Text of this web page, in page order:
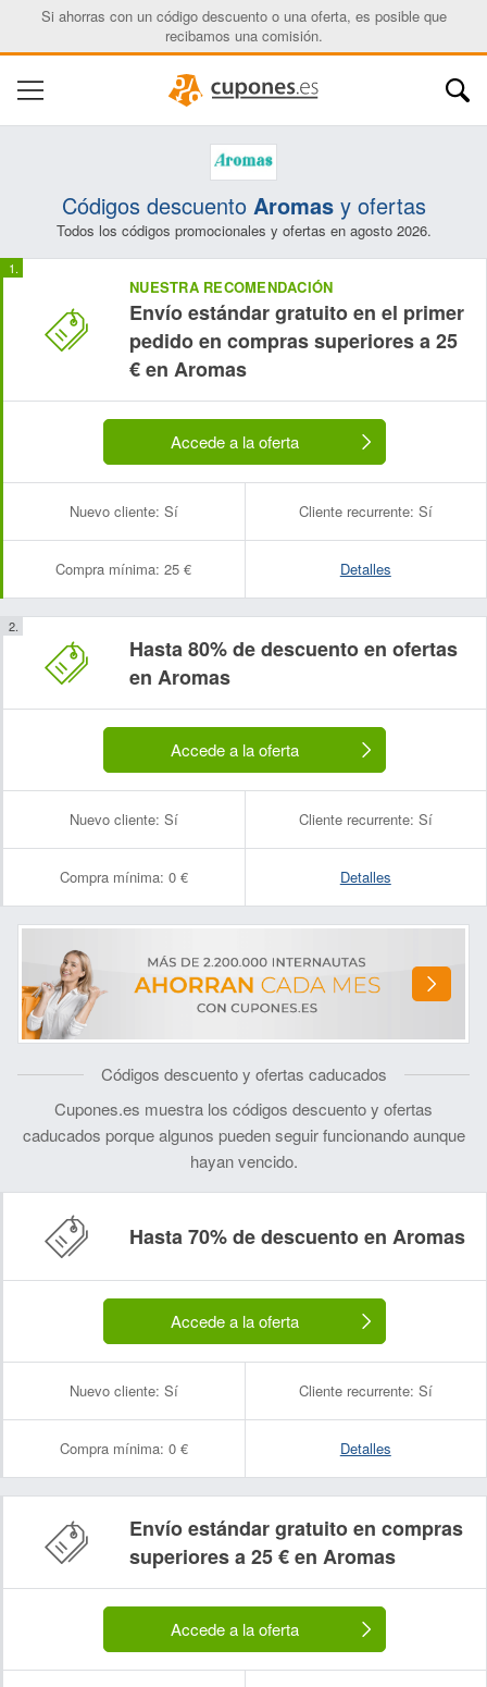
Si ahorras con un código descuento o una oferta, es posible que
recibamos una comisión.
Códigos descuento Aromasy ofertas
Todos los códigos promocionales y ofertas en agosto 2026.
NUESTRA RECOMENDACIÓN
Envío estándar gratuito en el primer
pedido en compras superiores a 25
€ en Aromas
Accede a la oferta
Nuevo cliente: Sí Cliente recurrente: Sí
Compra mínima: 25 € Detalles
Hasta 80% de descuento en ofertas
en Aromas
Accede a la oferta
Nuevo cliente: Sí Cliente recurrente: Sí
Compra mínima: 0 € Detalles
Códigos descuento y ofertas caducados
Cupones.es muestra los códigos descuento y ofertas
caducados porque algunos pueden seguir funcionando aunque
hayan vencido.
Hasta 70% de descuento en Aromas
Accede a la oferta
Nuevo cliente: Sí Cliente recurrente: Sí
Compra mínima: 0 € Detalles
Envío estándar gratuito en compras
superiores a 25 € en Aromas
Accede a la oferta